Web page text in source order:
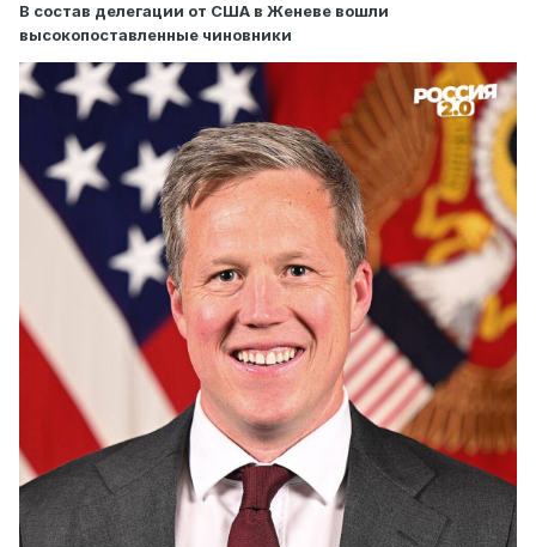
В состав делегации от США в Женеве вошли
высокопоставленные чиновники